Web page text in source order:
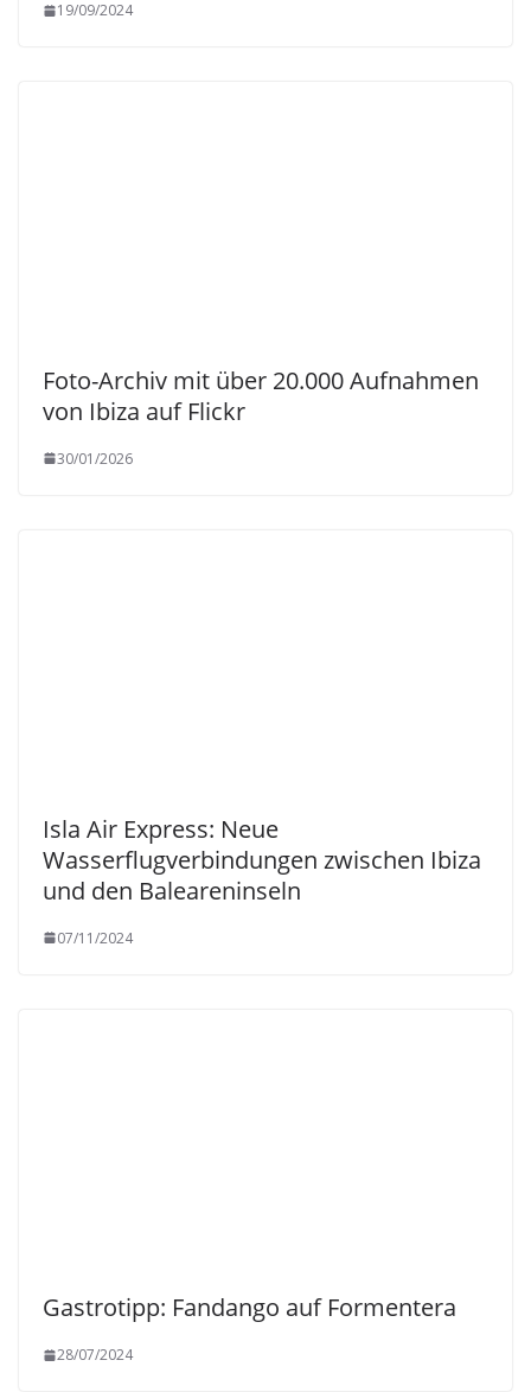
19/09/2024
Foto-Archiv mit über 20.000 Aufnahmen
von Ibiza auf Flickr
30/01/2026
Isla Air Express: Neue
Wasserflugverbindungen zwischen Ibiza
und den Baleareninseln
07/11/2024
Gastrotipp: Fandango auf Formentera
28/07/2024